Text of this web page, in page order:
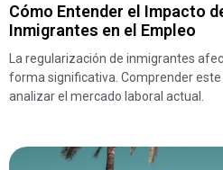
Cómo Entender el Impacto
Inmigrantes en el Empleo
La regularización de inmigrantes
forma significativa. Comprender
analizar el mercado laboral actual.